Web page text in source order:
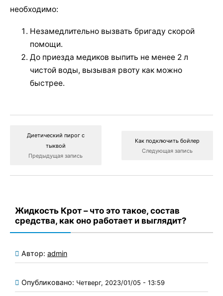
необходимо:
Незамедлительно вызвать бригаду скорой
помощи.
До приезда медиков выпить не менее 2 л
чистой воды, вызывая рвоту как можно
быстрее.
Диетический пирог с
тыквой
Предыдущая запись
Как подключить бойлер
Следующая запись
Жидкость Крот – что это такое, состав
средства, как оно работает и выглядит?
Автор: admin
Опубликовано: Четверг, 2023/01/05 - 13:59